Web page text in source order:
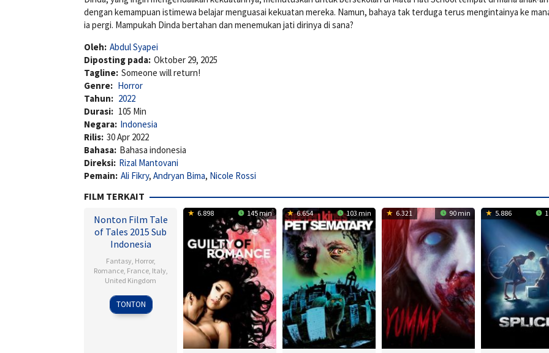
dengan kemampuan istimewa belajar menguasai kekuatan mereka. Namun, bahaya tak terduga terus mengintainya ke
ia pergi. Mampukah Dinda bertahan dan menemukan jati dirinya di sana?
Oleh: Abdul Syapei
Diposting pada: Oktober 29, 2025
Tagline: Someone will return!
Genre: Horror
Tahun: 2022
Durasi: 105 Min
Negara: Indonesia
Rilis: 30 Apr 2022
Bahasa: Bahasa indonesia
Direksi: Rizal Mantovani
Pemain: Ali Fikry, Andryan Bima, Nicole Rossi
FILM TERKAIT
Nonton Film Tale
of Tales 2015 Sub
Indonesia
Fantasy, Horror,
Romance, France, Italy,
United Kingdom
Matteo
Garrone
TONTON
6.898 145 min 6.654 103 min 6.321 90 min 5.886